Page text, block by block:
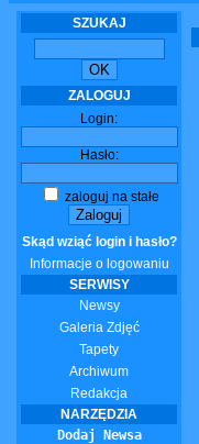
SZUKAJ
ZALOGUJ
Login:
Hasło:
zaloguj na stałe
Skąd wziąć login i hasło?
Informacje o logowaniu
SERWISY
Newsy
Galeria Zdjęć
Tapety
Archiwum
Redakcja
NARZĘDZIA
Dodaj Newsa